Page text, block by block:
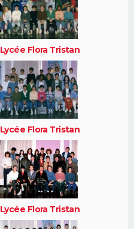
Lycée Flora Tristan
Lycée Flora Tristan
Lycée Flora Tristan